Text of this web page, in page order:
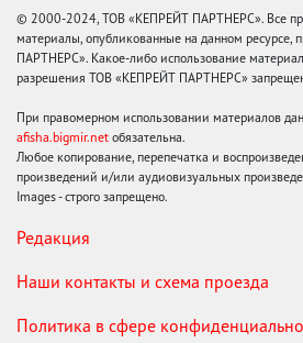
© 2000-2024, ТОВ «КЕПРЕЙТ ПАРТНЕРС». Все
материалы, опубликованные на данном
ПАРТНЕРС». Какое-либо использование
разрешения ТОВ «КЕПРЕЙТ ПАРТНЕРС»
При правомерном использовании материалов
afisha.bigmir.net обязательна.
Любое копирование, перепечатка и
произведений и/или аудиовизуальных
Images - строго запрещено.
Редакция
Наши контакты и схема проезда
Политика в сфере